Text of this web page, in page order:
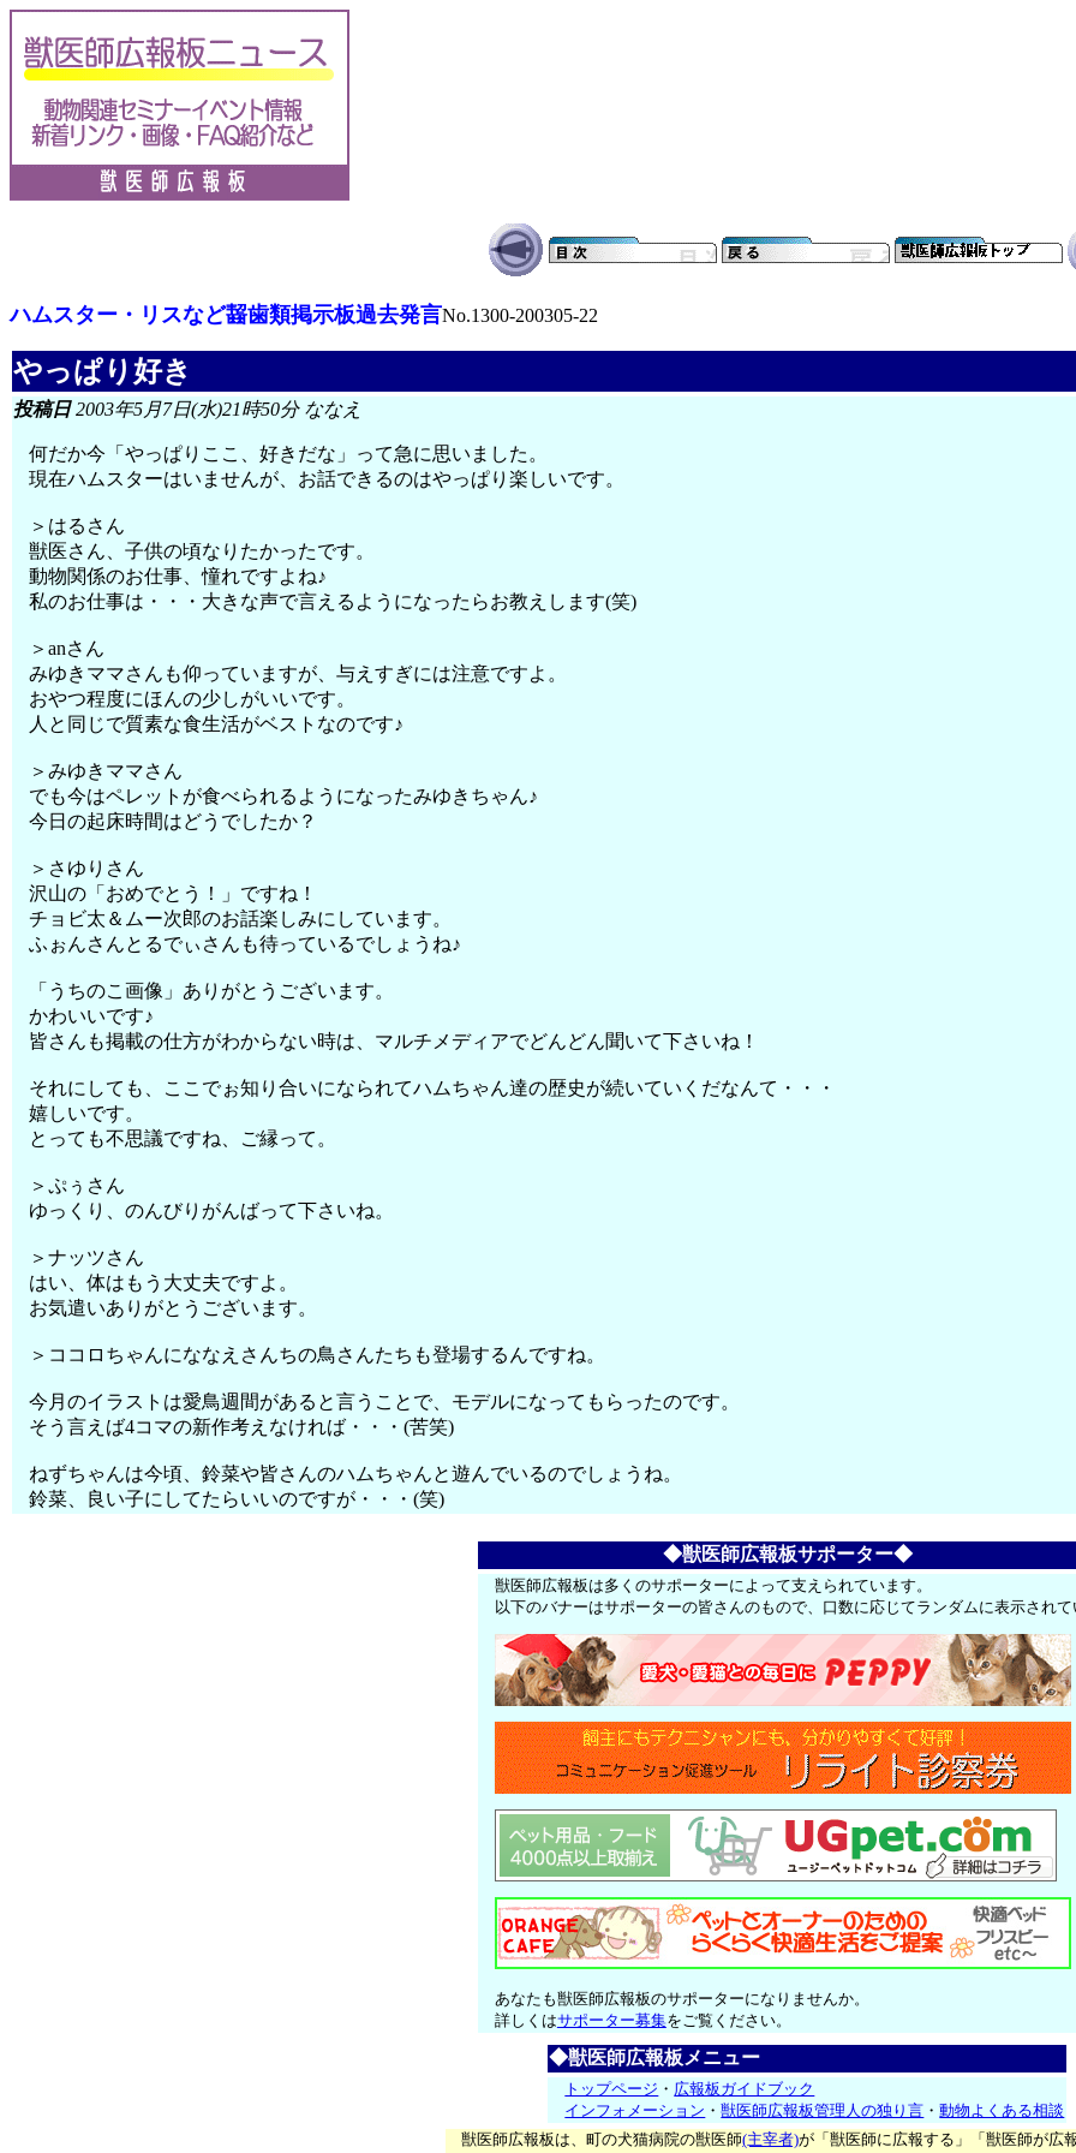
ハムスター・リスなど齧歯類掲示板過去発言No.1300-200305-22
やっぱり好き
投稿日2003年5月7日(水)21時50分 ななえ
何だか今「やっぱりここ、好きだな」って急に思いました。
現在ハムスターはいませんが、お話できるのはやっぱり楽しいです。
＞はるさん
獣医さん、子供の頃なりたかったです。
動物関係のお仕事、憧れですよね♪
私のお仕事は・・・大きな声で言えるようになったらお教えします(笑)
＞anさん
みゆきママさんも仰っていますが、与えすぎには注意ですよ。
おやつ程度にほんの少しがいいです。
人と同じで質素な食生活がベストなのです♪
＞みゆきママさん
でも今はペレットが食べられるようになったみゆきちゃん♪
今日の起床時間はどうでしたか？
＞さゆりさん
沢山の「おめでとう！」ですね！
チョビ太＆ムー次郎のお話楽しみにしています。
ふぉんさんとるでぃさんも待っているでしょうね♪
「うちのこ画像」ありがとうございます。
かわいいです♪
皆さんも掲載の仕方がわからない時は、マルチメディアでどんどん聞いて下さいね！
それにしても、ここでぉ知り合いになられてハムちゃん達の歴史が続いていくだなんて・・・
嬉しいです。
とっても不思議ですね、ご縁って。
＞ぷぅさん
ゆっくり、のんびりがんばって下さいね。
＞ナッツさん
はい、体はもう大丈夫ですよ。
お気遣いありがとうございます。
＞ココロちゃんにななえさんちの鳥さんたちも登場するんですね。
今月のイラストは愛鳥週間があると言うことで、モデルになってもらったのです。
そう言えば4コマの新作考えなければ・・・(苦笑)
ねずちゃんは今頃、鈴菜や皆さんのハムちゃんと遊んでいるのでしょうね。
鈴菜、良い子にしてたらいいのですが・・・(笑)
◆獣医師広報板サポーター◆
獣医師広報板は多くのサポーターによって支えられています。
以下のバナーはサポーターの皆さんのもので、口数に応じてランダムに表示され
あなたも獣医師広報板のサポーターになりませんか。
詳しくはサポーター募集をご覧ください。
◆獣医師広報板メニュー
トップページ ・ 広報板ガイドブック
インフォメーション ・獣医師広報板管理人の独り言 ・動物よくある相談
獣医師広報板は、町の犬猫病院の獣医師(主宰者)が「獣医師に広報する」「獣医師が広